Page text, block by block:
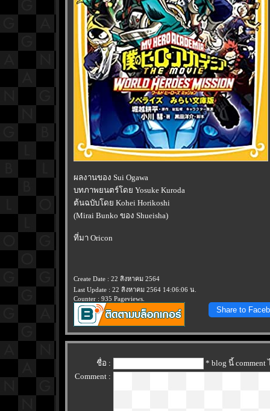
ผลงานของ Sui Ogawa
บทภาพยนตร์โดย Yosuke Kuroda
ต้นฉบับโดย Kohei Horikoshi
(Mirai Bunko ของ Shueisha)
ที่มา Oricon
Create Date : 22 สิงหาคม 2564
Last Update : 22 สิงหาคม 2564 14:06:06 น.
Counter : 935 Pageviews.
Share to
ชื่อ :
* blog นี้
Comment :